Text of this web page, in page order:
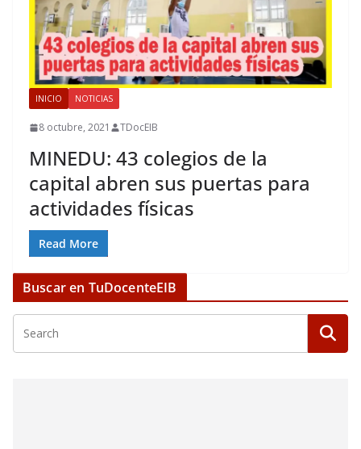
INICIO NOTICIAS
8 octubre, 2021 TDocEIB
MINEDU: 43 colegios de la
capital abren sus puertas para
actividades físicas
Read More
Buscar en TuDocenteEIB